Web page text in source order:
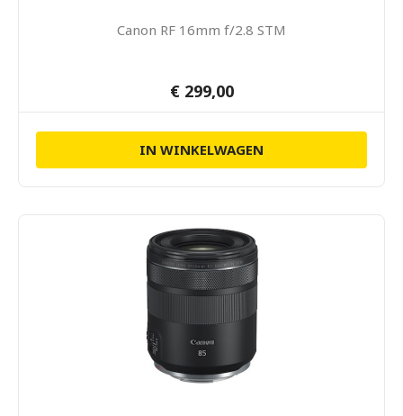
Canon RF 16mm f/2.8 STM
€ 299,00
IN WINKELWAGEN